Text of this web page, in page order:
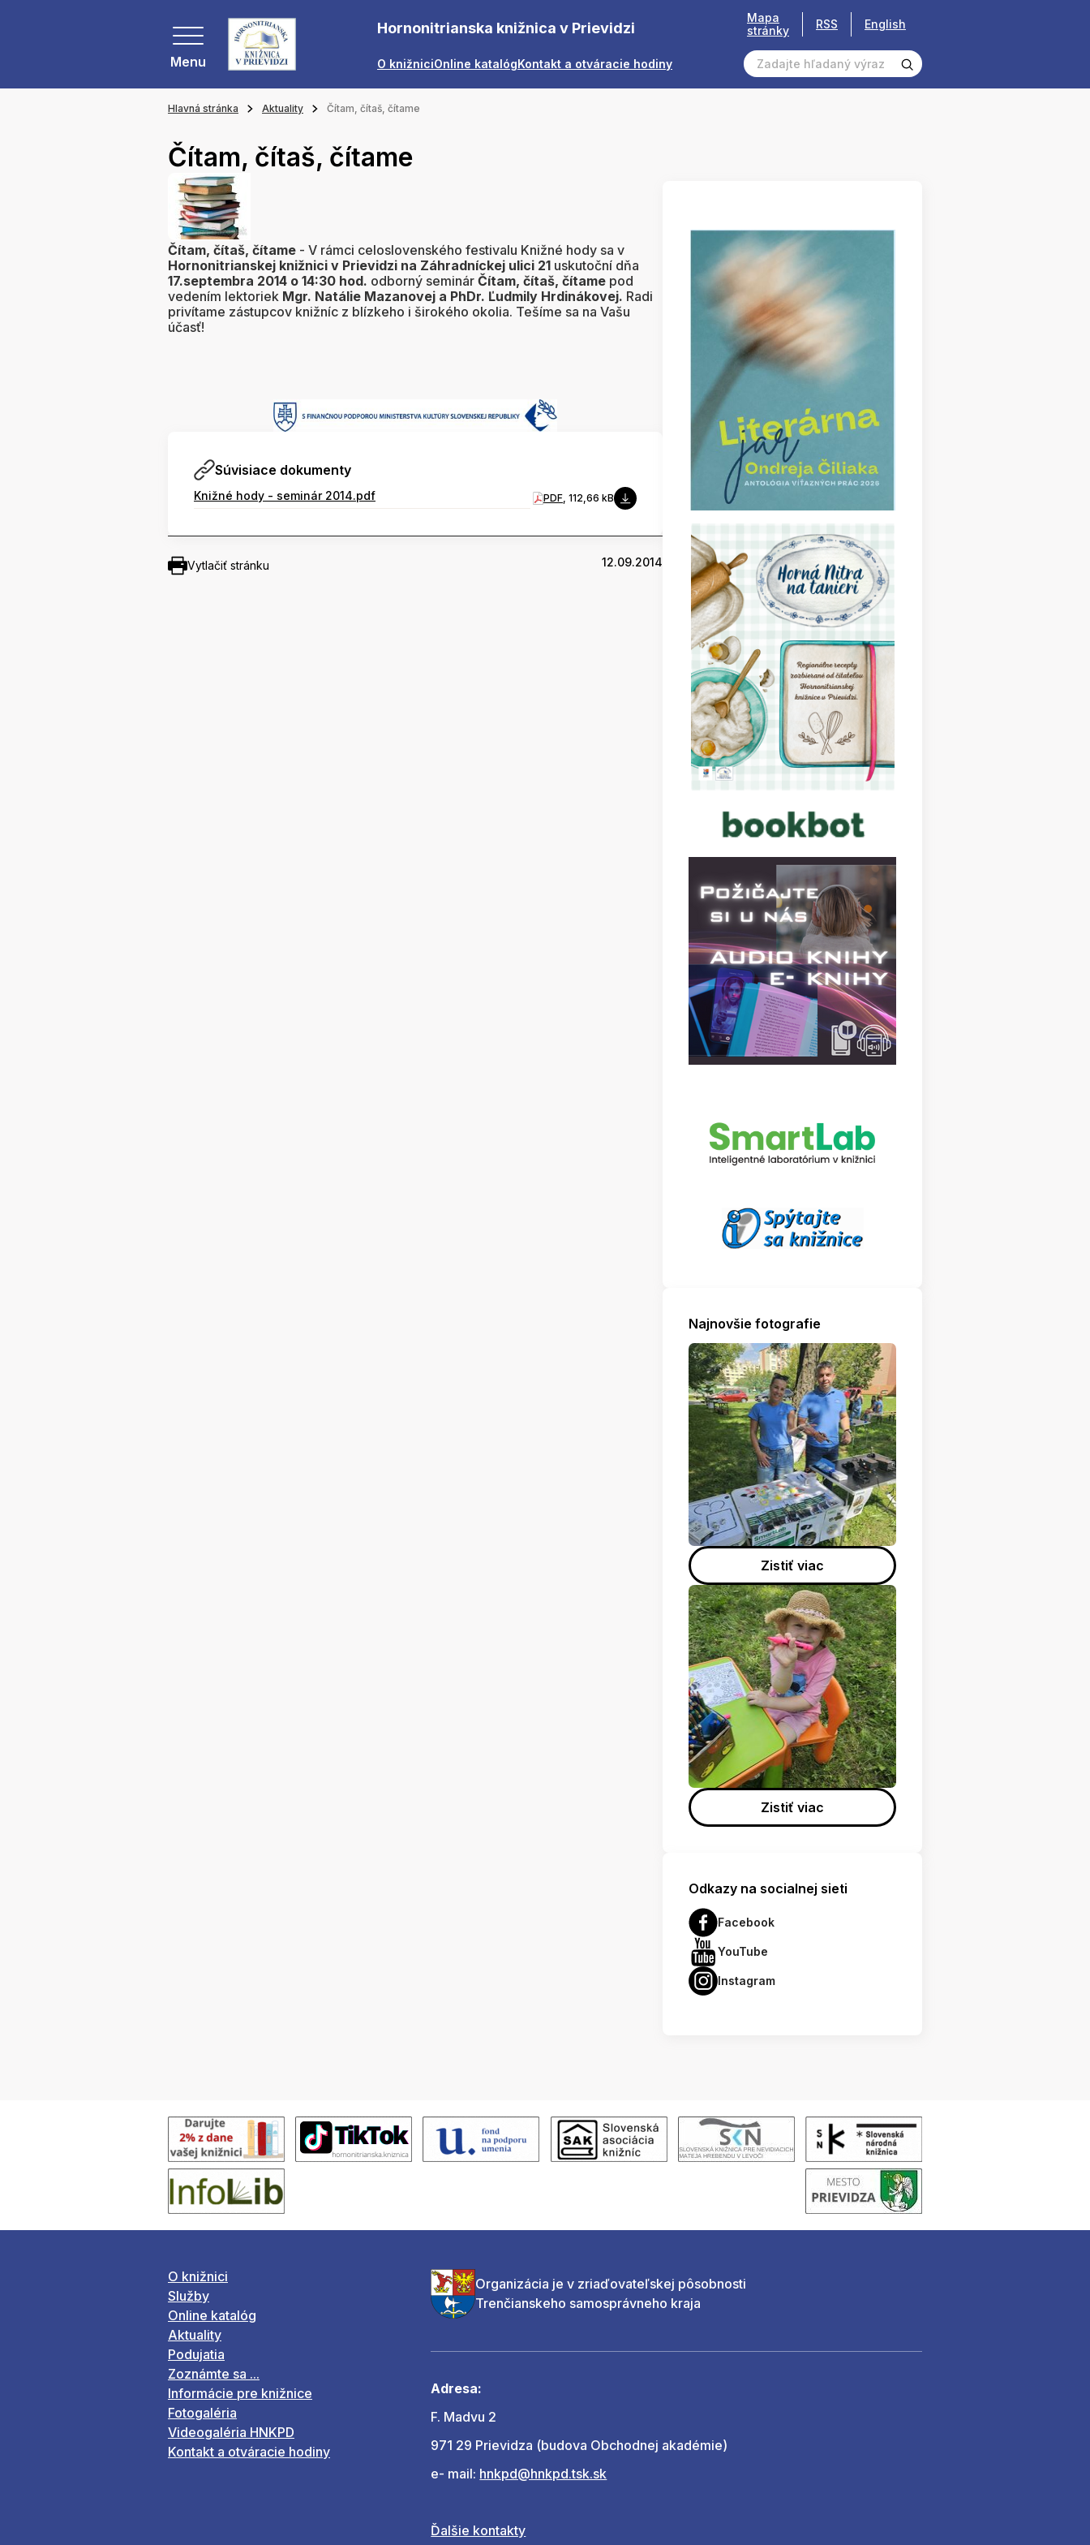
Menu
Hornonitrianska knižnica v Prievidzi
O knižniciOnline katalógKontakt a otváracie hodiny
Mapa
stránky
RSS English
Hlavná stránka Aktuality Čítam, čítaš, čítame
Čítam, čítaš, čítame
Čítam, čítaš, čítame - V rámci celoslovenského festivalu Knižné hody sa v
Hornonitrianskej knižnici v Prievidzi na Záhradníckej ulici 21 uskutoční dňa
17.septembra 2014 o 14:30 hod. odborný seminár Čítam, čítaš, čítame pod
vedením lektoriek Mgr. Natálie Mazanovej a PhDr. Ľudmily Hrdinákovej. Radi
privítame zástupcov knižníc z blízkeho i širokého okolia. Tešíme sa na Vašu
účasť!
Súvisiace dokumenty
Knižné hody - seminár 2014.pdf PDF, 112,66 kB
Vytlačiť stránku 12.09.2014
Najnovšie fotografie
Zistiť viac
Zistiť viac
Odkazy na socialnej sieti
Facebook
YouTube
Instagram
O knižnici
Služby
Online katalóg
Aktuality
Podujatia
Zoznámte sa ...
Informácie pre knižnice
Fotogaléria
Videogaléria HNKPD
Kontakt a otváracie hodiny
Organizácia je v zriaďovateľskej pôsobnosti
Trenčianskeho samosprávneho kraja
Adresa:
F. Madvu 2
971 29 Prievidza (budova Obchodnej akadémie)
e- mail: hnkpd@hnkpd.tsk.sk
Ďalšie kontakty